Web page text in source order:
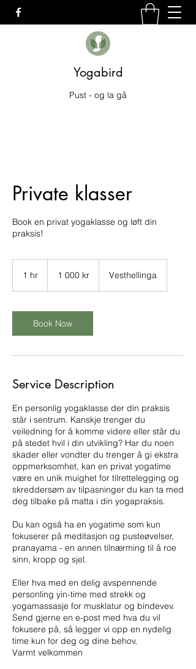
Yogabird
Pust - og la gå
Private klasser
Book en privat yogaklasse og løft din
praksis!
1 hr
kroner1 000 kr Vesthellinga
Book Now
Service Description
En personlig yogaklasse der din praksis
står i sentrum. Kanskje trenger du
veiledning for å komme videre eller står du
på stedet hvil i din utvikling? Har du noen
skader eller vondter du trenger å gi ekstra
oppmerksomhet, kan en privat yogatime
være en unik muighet for tilrettelegging og
skreddersøm av tilpasninger du kan ta med
deg tilbake på matta i din yogapraksis.
Du kan også ha en yogatime som kun
fokuserer på meditasjon og pusteøvelser,
pranayama - en annen tilnærming til å roe
sinn, kropp og sjel.
Eller hva med en delig avspennende
personling yin-time med strekk og
yogamassasje for musklatur og bindevev.
Send gjerne en e-post med hva du vil
fokusere på, så legger vi opp en nydelig
time kun for deg og dine behov,
Varmt velkommen